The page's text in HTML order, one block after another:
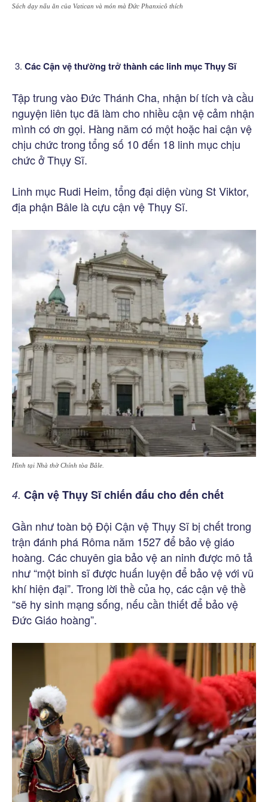
Sách dạy nấu ăn của Vatican và món mà Đức Phanxicô thích
Các Cận vệ thường trở thành các linh mục Thụy Sĩ
Tập trung vào Đức Thánh Cha, nhận bí tích và cầu
nguyện liên tục đã làm cho nhiều cận vệ cảm nhận
mình có ơn gọi. Hàng năm có một hoặc hai cận vệ
chịu chức trong tổng số 10 đến 18 linh mục chịu
chức ở Thụy Sĩ.
Linh mục Rudi Heim, tổng đại diện vùng St Viktor,
địa phận Bâle là cựu cận vệ Thụy Sĩ.
Hình tại Nhà thờ Chính tòa Bâle.
4. Cận vệ Thụy Sĩ chiến đấu cho đến chết
Gần như toàn bộ Đội Cận vệ Thụy Sĩ bị chết trong
trận đánh phá Rôma năm 1527 để bảo vệ giáo
hoàng. Các chuyên gia bảo vệ an ninh được mô tả
như “một binh sĩ được huấn luyện để bảo vệ với vũ
khí hiện đại”. Trong lời thề của họ, các cận vệ thề
“sẽ hy sinh mạng sống, nếu cần thiết để bảo vệ
Đức Giáo hoàng”.